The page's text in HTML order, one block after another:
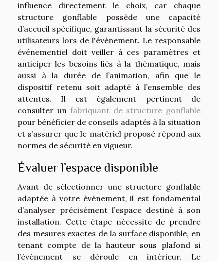
influence directement le choix, car chaque
structure gonflable possède une capacité
d’accueil spécifique, garantissant la sécurité des
utilisateurs lors de l'événement. Le responsable
événementiel doit veiller à ces paramètres et
anticiper les besoins liés à la thématique, mais
aussi à la durée de l’animation, afin que le
dispositif retenu soit adapté à l’ensemble des
attentes. Il est également pertinent de
consulter un fabriquant de structure gonflable
pour bénéficier de conseils adaptés à la situation
et s’assurer que le matériel proposé répond aux
normes de sécurité en vigueur.
Évaluer l’espace disponible
Avant de sélectionner une structure gonflable
adaptée à votre événement, il est fondamental
d’analyser précisément l’espace destiné à son
installation. Cette étape nécessite de prendre
des mesures exactes de la surface disponible, en
tenant compte de la hauteur sous plafond si
l’événement se déroule en intérieur. Le